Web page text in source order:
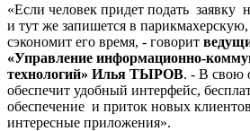
«Если человек придет подать заявку
и тут же запишется в парикмахерскую,
сэкономит его время, - говорит
«Управление информационно-
технологий» Илья ТЫРОВ. - В свою
обеспечит удобный интерфейс,
обеспечение и приток новых
интересные приложения».